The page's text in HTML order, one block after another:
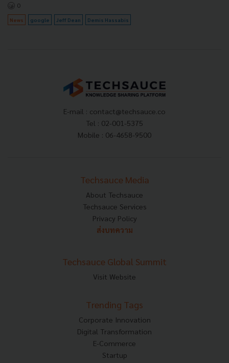
0
News google Jeff Dean Demis Hassabis
E-mail : contact@techsauce.co
Tel : 02-001-5375
Mobile : 06-4658-9500
Techsauce Media
About Techsauce
Techsauce Services
Privacy Policy
ส่งบทความ
Techsauce Global Summit
Visit Website
Trending Tags
Corporate Innovation
Digital Transformation
E-Commerce
Startup